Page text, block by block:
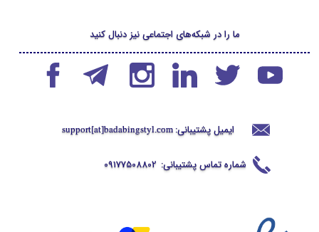
ایمیل پشتیبانی: support[at]badabingstyl.com
شماره تماس پشتیبانی: 09177508802
ما را در شبکه‌های اجتماعی نیز دنبال کنید